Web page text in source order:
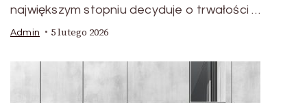
największym stopniu decyduje o trwałości …
Admin 5 lutego 2026